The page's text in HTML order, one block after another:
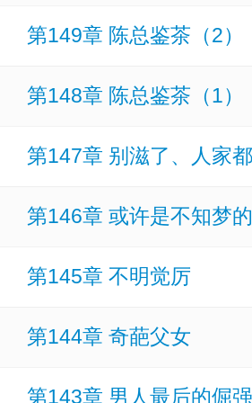
“陈让，有你在
第149章 陈总鉴茶（2）
第148章 陈总鉴茶（1）
第147章 别滋了、人家
第146章 或许是不知梦
第145章 不明觉厉
第144章 奇葩父女
第143章 男人最后的倔强